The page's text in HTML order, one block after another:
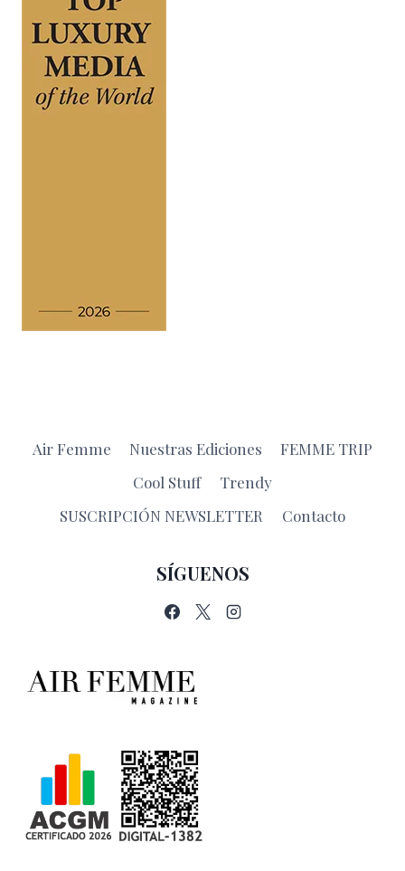
Air Femme Nuestras Ediciones
FEMME TRIP
Cool Stuff
Trendy
SUSCRIPCIÓN NEWSLETTER
Contacto
SÍGUENOS